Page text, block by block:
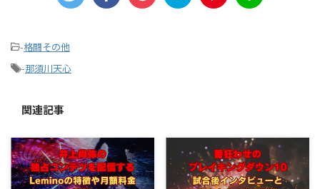
-格闘その他
-那須川天心
関連記事